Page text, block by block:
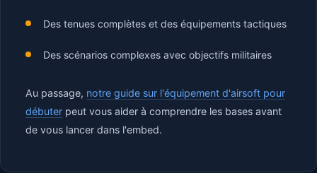
Des tenues complètes et des équipements tactiques
Des scénarios complexes avec objectifs militaires
Au passage, notre guide sur l'équipement d'airsoft pour
débuter peut vous aider à comprendre les bases avant
de vous lancer dans l'embed.